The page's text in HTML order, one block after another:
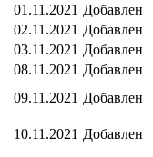
01.11.2021 Добавлен
02.11.2021 Добавлен
03.11.2021 Добавлен
08.11.2021 Добавлен
09.11.2021 Добавлен
10.11.2021 Добавлен